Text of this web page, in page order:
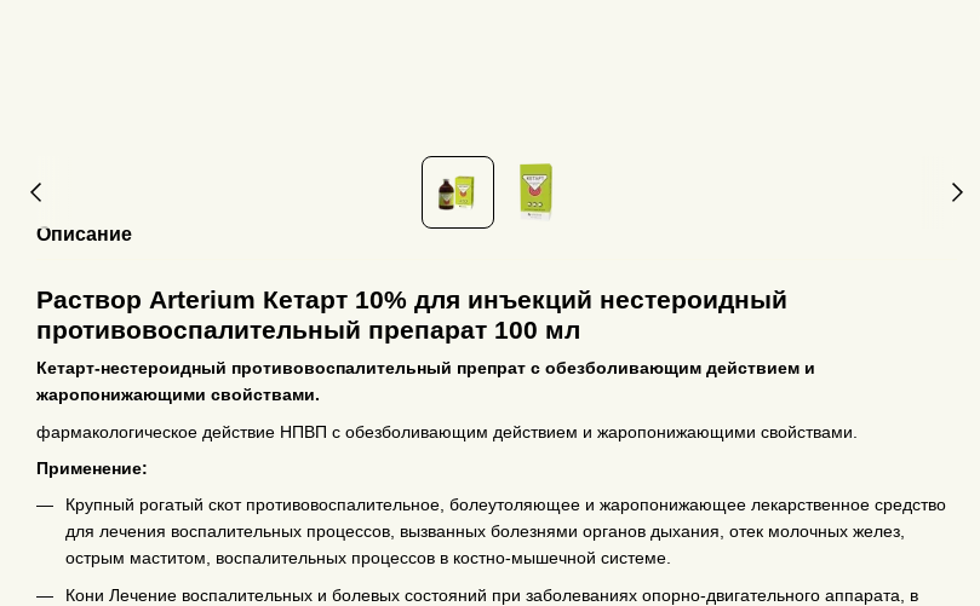
Описание
Раствор Arterium Кетарт 10% для инъекций нестероидный
противовоспалительный препарат 100 мл
Кетарт-нестероидный противовоспалительный препрат с обезболивающим действием и
жаропонижающими свойствами.
фармакологическое действие НПВП с обезболивающим действием и жаропонижающими свойствами.
Применение:
Крупный рогатый скот противовоспалительное, болеутоляющее и жаропонижающее лекарственное средство
для лечения воспалительных процессов, вызванных болезнями органов дыхания, отек молочных желез,
острым маститом, воспалительных процессов в костно-мышечной системе.
Кони Лечение воспалительных и болевых состояний при заболеваниях опорно-двигательного аппарата, в